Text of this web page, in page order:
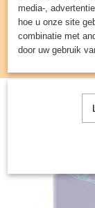
Inloggen
Boulder 100+
media-,
hoe u onze site
combinatie met
door uw gebruik